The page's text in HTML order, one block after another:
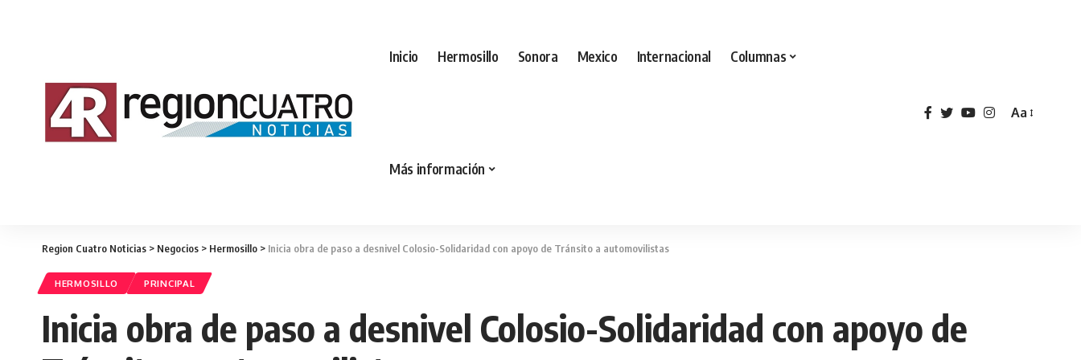
Inicio Hermosillo Sonora Mexico Internacional Columnas
Más información
Aa
Region Cuatro Noticias > Negocios > Hermosillo > Inicia obra de paso a desnivel Colosio-Solidaridad con apoyo de Tránsito a automovilistas
HERMOSILLO PRINCIPAL
Inicia obra de paso a desnivel Colosio-Solidaridad con apoyo de